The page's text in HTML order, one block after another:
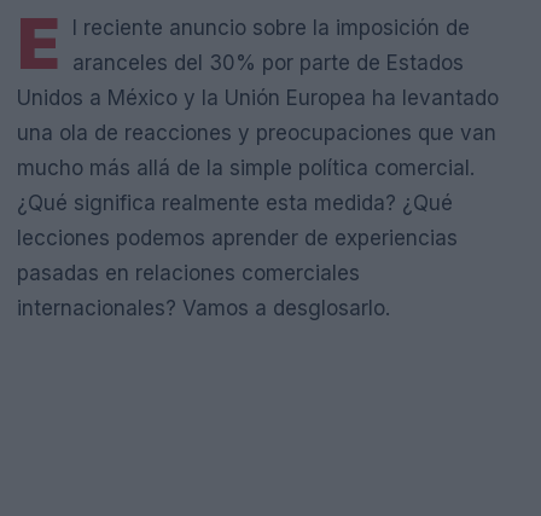
E
l reciente anuncio sobre la imposición de
aranceles del 30% por parte de Estados
Unidos a México y la Unión Europea ha levantado
una ola de reacciones y preocupaciones que van
mucho más allá de la simple política comercial.
¿Qué significa realmente esta medida? ¿Qué
lecciones podemos aprender de experiencias
pasadas en relaciones comerciales
internacionales? Vamos a desglosarlo.